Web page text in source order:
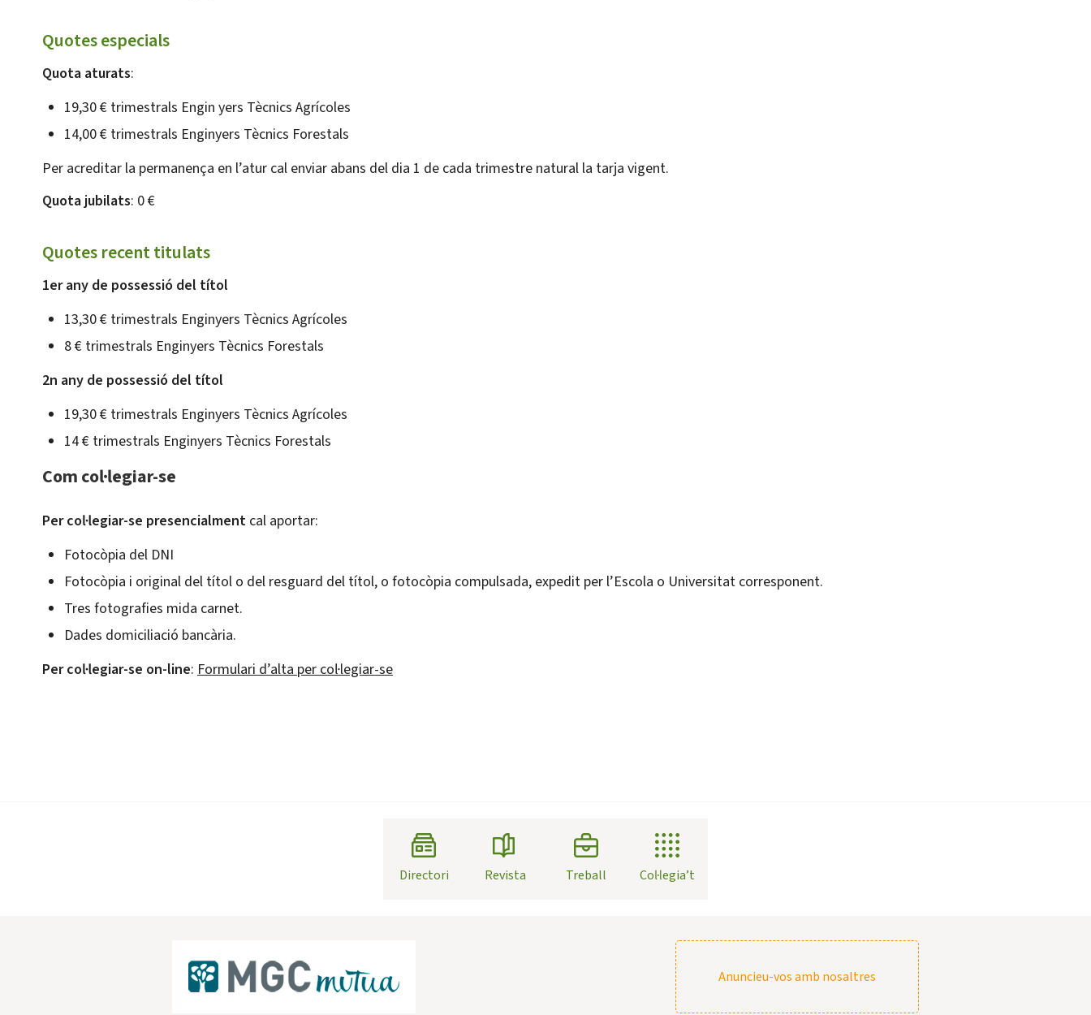
Quotes especials
Quota aturats:
19,30 € trimestrals Engin yers Tècnics Agrícoles
14,00 € trimestrals Enginyers Tècnics Forestals
Per acreditar la permanença en l’atur cal enviar abans del dia 1 de cada trimestre natural la tarja vigent.
Quota jubilats: 0 €
Quotes recent titulats
1er any de possessió del títol
13,30 € trimestrals Enginyers Tècnics Agrícoles
8 € trimestrals Enginyers Tècnics Forestals
2n any de possessió del títol
19,30 € trimestrals Enginyers Tècnics Agrícoles
14 € trimestrals Enginyers Tècnics Forestals
Com col·legiar-se
Per col·legiar-se presencialment cal aportar:
Fotocòpia del DNI
Fotocòpia i original del títol o del resguard del títol, o fotocòpia compulsada, expedit per l’Escola o Universitat corresponent.
Tres fotografies mida carnet.
Dades domiciliació bancària.
Per col·legiar-se on-line: Formulari d’alta per col·legiar-se
Directori Revista Treball Col·legia’t
Anuncieu-vos amb nosaltres